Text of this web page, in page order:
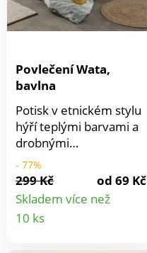
Povlečení Wata,
bavlna
Potisk v etnickém stylu
hýří teplými barvami a
drobnými
geometrickými motivy.
Souprava obsahuje
povlak na polštář se 2
odlišnými stranami a
motivy umístěnými na
- 77%
299 Kč
od 69 Kč
Skladem více než
10 ks